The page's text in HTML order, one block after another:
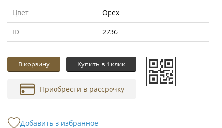
Цвет Орех
ID 2736
В корзину Купить в 1 клик
Приобрести в рассрочку
Добавить в избранное